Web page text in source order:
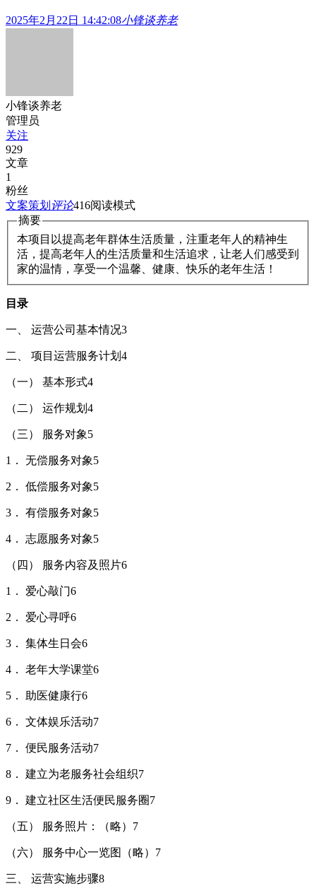
2025年2月22日 14:42:08小锋谈养老
小锋谈养老
管理员
关注
929
文章
1
粉丝
文案策划 评论416阅读模式
摘要
本项目以提高老年群体生活质量，注重老年人的精神生
活，提高老年人的生活质量和生活追求，让老人们感受到
家的温情，享受一个温馨、健康、快乐的老年生活！
目录
一、 运营公司基本情况3
二、 项目运营服务计划4
（一） 基本形式4
（二） 运作规划4
（三） 服务对象5
1． 无偿服务对象5
2． 低偿服务对象5
3． 有偿服务对象5
4． 志愿服务对象5
（四） 服务内容及照片6
1． 爱心敲门6
2． 爱心寻呼6
3． 集体生日会6
4． 老年大学课堂6
5． 助医健康行6
6． 文体娱乐活动7
7． 便民服务活动7
8． 建立为老服务社会组织7
9． 建立社区生活便民服务圈7
（五） 服务照片：（略）7
（六） 服务中心一览图（略）7
三、 运营实施步骤8